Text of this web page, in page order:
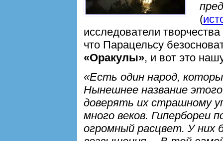
(
исследователи
что Парацельсу
«Оракулы», и вот это
«Есть один народ,
Нынешнее название
доверять их страшному
много веков. Гипербореи
огромный расцвет. У них